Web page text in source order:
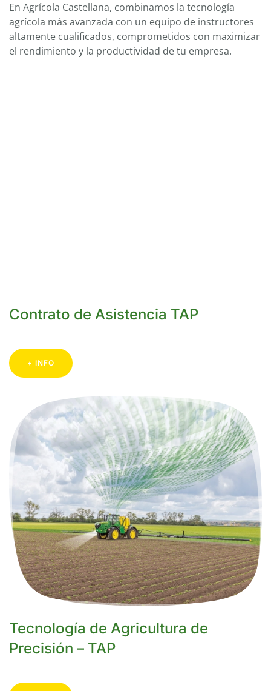
En Agrícola Castellana, combinamos la tecnología
agrícola más avanzada con un equipo de instructores
altamente cualificados, comprometidos con maximizar
el rendimiento y la productividad de tu empresa.
Contrato de Asistencia TAP
+ INFO
Tecnología de Agricultura de
Precisión – TAP